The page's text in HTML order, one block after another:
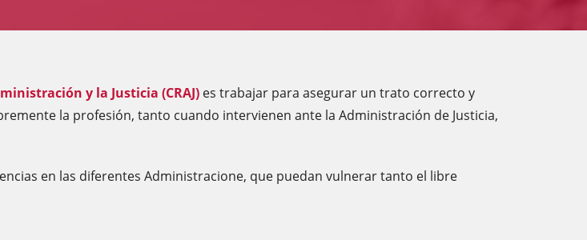
y la Justicia (CRAJ) es trabajar para asegurar un trato correcto y
la profesión, tanto cuando intervienen ante la Administración de Justicia,
en las diferentes Administracione, que puedan vulnerar tanto el libre